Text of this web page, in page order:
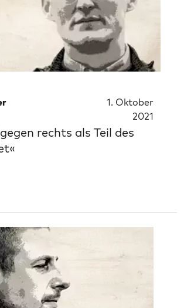
1. Oktober
2021
rechts als Teil des